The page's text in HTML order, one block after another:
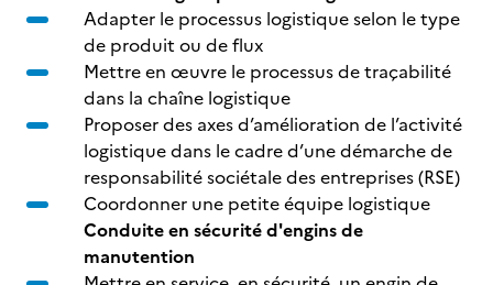
Adapter le processus logistique selon le type
de produit ou de flux
Mettre en œuvre le processus de traçabilité
dans la chaîne logistique
Proposer des axes d’amélioration de l’activité
logistique dans le cadre d’une démarche de
responsabilité sociétale des entreprises (RSE)
Coordonner une petite équipe logistique
Conduite en sécurité d'engins de
manutention